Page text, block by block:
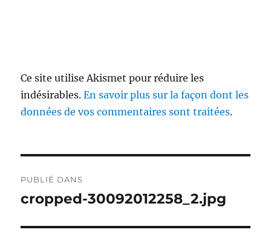
Ce site utilise Akismet pour réduire les
indésirables.En savoir plus sur la façon dont les
données de vos commentaires sont traitées.
de
PUBLIÉ DANS
cropped-30092012258_2.jpg